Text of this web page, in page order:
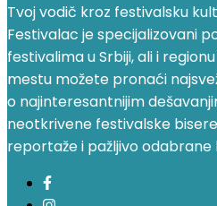
Tvoj vodič kroz festivalsku
Festivalac je specijalizovani
festivalima u Srbiji, ali i
mestu možete pronaći
o najinteresantnijim
neotkrivene festivalske
reportaže i pažljivo odabrane